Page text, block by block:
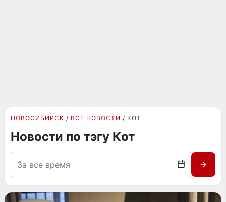
НОВОСИБИРСК ВСЕ НОВОСТИ КОТ
Новости по тэгу Кот